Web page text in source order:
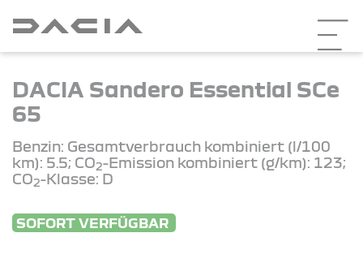
DACIA Sandero Essential SCe
65
Benzin: Gesamtverbrauch kombiniert (l/100
km): 5.5; CO2-Emission kombiniert (g/km): 123;
CO2-Klasse: D
SOFORT VERFÜGBAR